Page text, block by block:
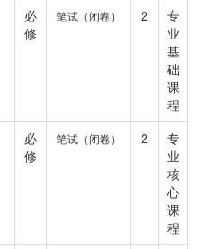
必
修
笔试（闭卷） 2
专
业
基
础
课
程
必
修
笔试（闭卷） 2
专
业
核
心
课
程